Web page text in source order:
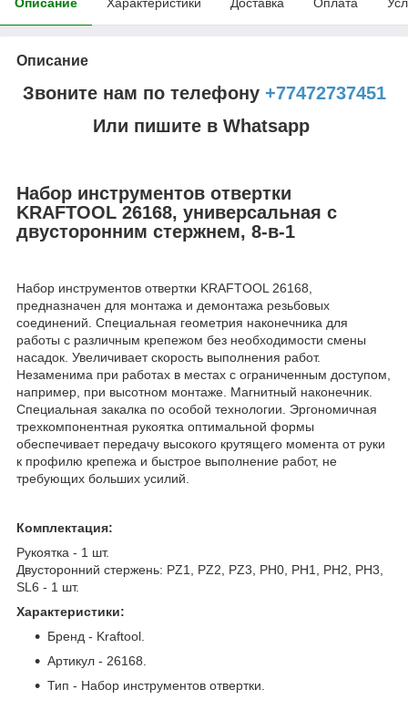
Описание
Звоните нам по телефону +77472737451
Или пишите в Whatsapp
Набор инструментов отвертки
KRAFTOOL 26168, универсальная с
двусторонним стержнем, 8-в-1
Набор инструментов отвертки KRAFTOOL 26168,
предназначен для монтажа и демонтажа резьбовых
соединений. Специальная геометрия наконечника для
работы с различным крепежом без необходимости смены
насадок. Увеличивает скорость выполнения работ.
Незаменима при работах в местах с ограниченным доступом,
например, при высотном монтаже. Магнитный наконечник.
Специальная закалка по особой технологии. Эргономичная
трехкомпонентная рукоятка оптимальной формы
обеспечивает передачу высокого крутящего момента от руки
к профилю крепежа и быстрое выполнение работ, не
требующих больших усилий.
Комплектация:
Рукоятка - 1 шт.
Двусторонний стержень: PZ1, PZ2, PZ3, PH0, PH1, PH2, PH3,
SL6 - 1 шт.
Характеристики:
Бренд - Kraftool.
Артикул - 26168.
Тип - Набор инструментов отвертки.